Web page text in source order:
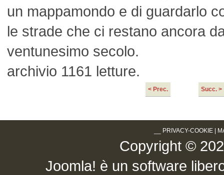
un mappamondo e di guardarlo
le strade che ci restano ancora
ventunesimo secolo.
archivio 1161 letture.
< Prec. Succ. >
PRIVACY-COOKIE
Copyright ©
Joomla! è un software